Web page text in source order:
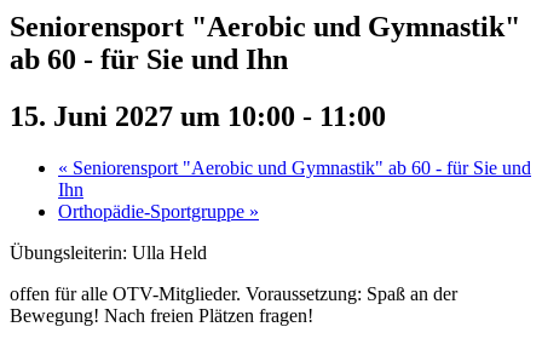
Seniorensport "Aerobic und Gymnastik"
ab 60 - für Sie und Ihn
15. Juni 2027 um 10:00 - 11:00
« Seniorensport "Aerobic und Gymnastik" ab 60 - für Sie und
Ihn
Orthopädie-Sportgruppe »
Übungsleiterin: Ulla Held
offen für alle OTV-Mitglieder. Voraussetzung: Spaß an der
Bewegung! Nach freien Plätzen fragen!